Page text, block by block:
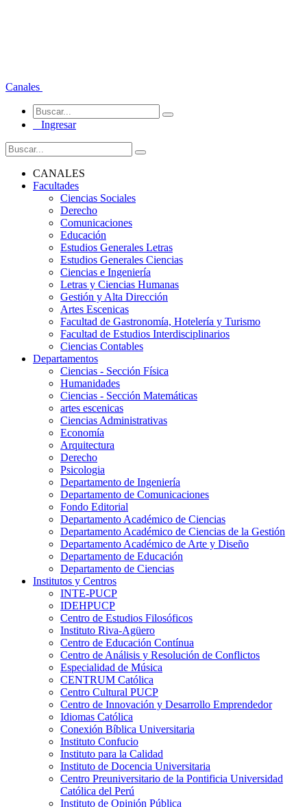
Canales
Ingresar
CANALES
Facultades
Ciencias Sociales
Derecho
Comunicaciones
Educación
Estudios Generales Letras
Estudios Generales Ciencias
Ciencias e Ingeniería
Letras y Ciencias Humanas
Gestión y Alta Dirección
Artes Escenicas
Facultad de Gastronomía, Hotelería y Turismo
Facultad de Estudios Interdisciplinarios
Ciencias Contables
Departamentos
Ciencias - Sección Física
Humanidades
Ciencias - Sección Matemáticas
artes escenicas
Ciencias Administrativas
Economía
Arquitectura
Derecho
Psicologia
Departamento de Ingeniería
Departamento de Comunicaciones
Fondo Editorial
Departamento Académico de Ciencias
Departamento Académico de Ciencias de la Gestión
Departamento Académico de Arte y Diseño
Departamento de Educación
Departamento de Ciencias
Institutos y Centros
INTE-PUCP
IDEHPUCP
Centro de Estudios Filosóficos
Instituto Riva-Agüero
Centro de Educación Contínua
Centro de Análisis y Resolución de Conflictos
Especialidad de Música
CENTRUM Católica
Centro Cultural PUCP
Centro de Innovación y Desarrollo Emprendedor
Idiomas Católica
Conexión Bíblica Universitaria
Instituto Confucio
Instituto para la Calidad
Instituto de Docencia Universitaria
Centro Preuniversitario de la Pontificia Universidad
Católica del Perú
Instituto de Opinión Pública